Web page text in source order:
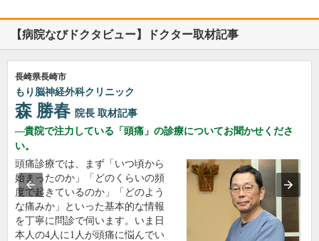
【病院なびドクタビュー】ドクター取材記事
長崎県長崎市
もり脳神経外科クリニック
森 勝春 院長 取材記事
貴院で注力している「頭痛」の診療についてお聞かせくださ
い。
頭痛診療では、まず「いつ頃から
始まったのか」「どのくらいの頻
度で起きているのか」「どのよう
な痛みか」といった基本的な情報
を丁寧に問診で伺います。いま日
本人の4人に1人が頭痛に悩んでい